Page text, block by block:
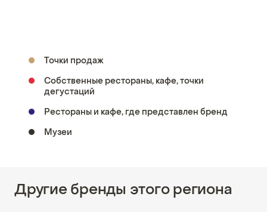
Точки продаж
Собственные рестораны, кафе, точки
дегустаций
Рестораны и кафе, где представлен бренд
Музеи
Другие бренды этого региона